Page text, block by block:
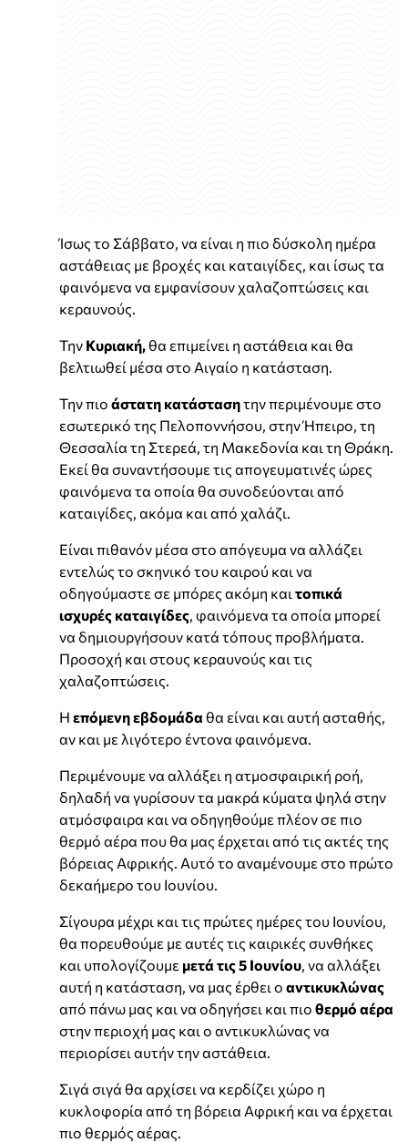
Ίσως το Σάββατο, να είναι η πιο δύσκολη ημέρα
αστάθειας με βροχές και καταιγίδες, και ίσως τα
φαινόμενα να εμφανίσουν χαλαζοπτώσεις και
κεραυνούς.
Την Κυριακή, θα επιμείνει η αστάθεια και θα
βελτιωθεί μέσα στο Αιγαίο η κατάσταση.
Την πιο άστατη κατάστασητην περιμένουμε στο
εσωτερικό της Πελοποννήσου, στην Ήπειρο, τη
Θεσσαλία τη Στερεά, τη Μακεδονία και τη Θράκη.
Εκεί θα συναντήσουμε τις απογευματινές ώρες
φαινόμενα τα οποία θα συνοδεύονται από
καταιγίδες, ακόμα και από χαλάζι.
Είναι πιθανόν μέσα στο απόγευμα να αλλάζει
εντελώς το σκηνικό του καιρού και να
οδηγούμαστε σε μπόρες ακόμη και τοπικά
ισχυρές καταιγίδες , φαινόμενα τα οποία μπορεί
να δημιουργήσουν κατά τόπους προβλήματα.
Προσοχή και στους κεραυνούς και τις
χαλαζοπτώσεις.
Η επόμενη εβδομάδα θα είναι και αυτή ασταθής,
αν και με λιγότερο έντονα φαινόμενα.
Περιμένουμε να αλλάξει η ατμοσφαιρική ροή,
δηλαδή να γυρίσουν τα μακρά κύματα ψηλά στην
ατμόσφαιρα και να οδηγηθούμε πλέον σε πιο
θερμό αέρα που θα μας έρχεται από τις ακτές της
βόρειας Αφρικής. Αυτό το αναμένουμε στο πρώτο
δεκαήμερο του Ιουνίου.
Σίγουρα μέχρι και τις πρώτες ημέρες του Ιουνίου,
θα πορευθούμε με αυτές τις καιρικές συνθήκες
και υπολογίζουμε μετά τις 5 Ιουνίου , να αλλάξει
αυτή η κατάσταση, να μας έρθει ο αντικυκλώνας
από πάνω μας και να οδηγήσει και πιο θερμό αέρα
στην περιοχή μας και ο αντικυκλώνας να
περιορίσει αυτήν την αστάθεια.
Σιγά σιγά θα αρχίσει να κερδίζει χώρο η
κυκλοφορία από τη βόρεια Αφρική και να έρχεται
πιο θερμός αέρας.